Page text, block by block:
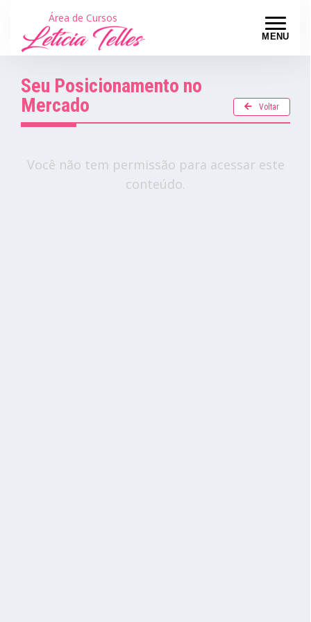
MENU
Área de Cursos
Seu Posicionamento no
Mercado
Voltar
Você não tem permissão para acessar este
conteúdo.